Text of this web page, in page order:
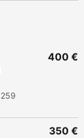
259
400 €
350 €